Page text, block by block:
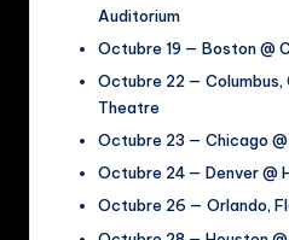
Auditorium
Octubre 19 — Boston @
Octubre 22 — Columbus,
Theatre
Octubre 23 — Chicago
Octubre 24 — Denver @
Octubre 26 — Orlando,